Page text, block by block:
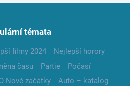
témata
filmy 2024
Nejlepší horory
času Partie
Počasí
Nové začátky
Auto – katalog